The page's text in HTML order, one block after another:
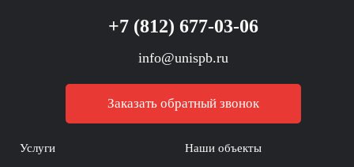
Услуги Наши объекты
+7 (812) 677-03-06
info@unispb.ru
Заказать обратный звонок